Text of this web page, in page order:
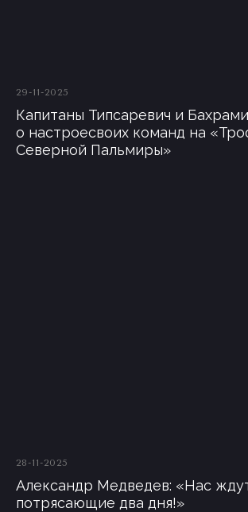
29-11-2025
Капитаны Типсаревич и
о настроесвоих команд на
Северной Пальмиры»
28-11-2025
Александр Медведев: «Нас
потрясающие два дня!»